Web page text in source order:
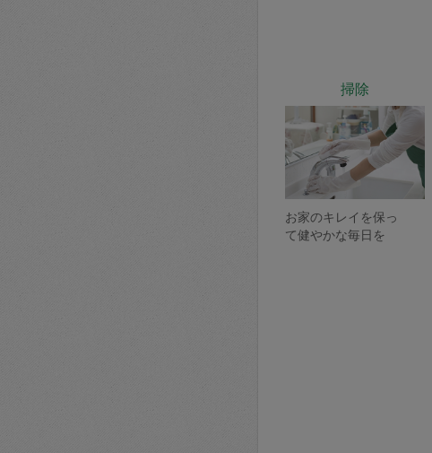
掃除
お家のキレイを保っ
て健やかな毎日を